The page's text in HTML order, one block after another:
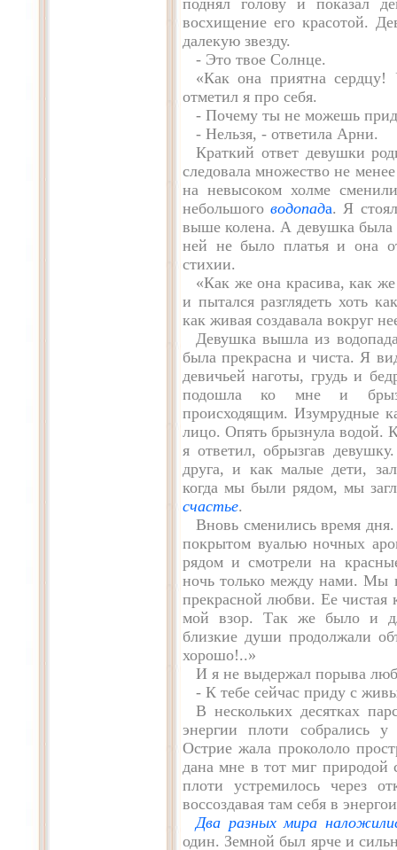
поднял голову и показал
восхищение его красотой.
далекую звезду.
- Это твое Солнце.
«Как она приятна
отметил я про себя.
- Почему ты не можешь
- Нельзя, - ответила Арни.
Краткий ответ девушки
следовала множество не
на невысоком холме
небольшоговодопада. Я
выше колена. А девушка
ней не было платья и она
стихии.
«Как же она красива, как
и пытался разглядеть хоть
как живая создавала вокруг
Девушка вышла из
была прекрасна и чиста. Я
девичьей наготы, грудь и
подошла ко мне и
происходящим. Изумрудные
лицо. Опять брызнула водой.
я ответил, обрызгав
друга, и как малые дети,
когда мы были рядом, мы
счастье.
Вновь сменились время
покрытом вуалью ночных
рядом и смотрели на
ночь только между нами. Мы
прекрасной любви. Ее чистая
мой взор. Так же было и
близкие души продолжали
хорошо!..»
И я не выдержал порыва
- К тебе сейчас приду с
В нескольких десятках
энергии плоти собрались
Острие жала прокололо
дана мне в тот миг природой
плоти устремилось через
воссоздавая там себя в
Два разных мира
один. Земной был ярче и